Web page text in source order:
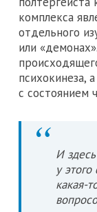
комплекса
отдельного
или
психокинеза,
с состоянием
И
у
какая-